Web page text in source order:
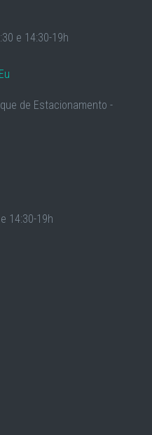
e 14:30-19h
de Estacionamento -
14:30-19h